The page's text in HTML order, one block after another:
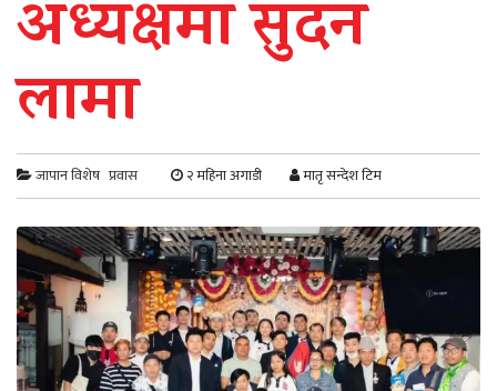
अध्यक्षमा सुदन
लामा
जापान विशेष प्रवास २ महिना अगाडी मातृ सन्देश टिम